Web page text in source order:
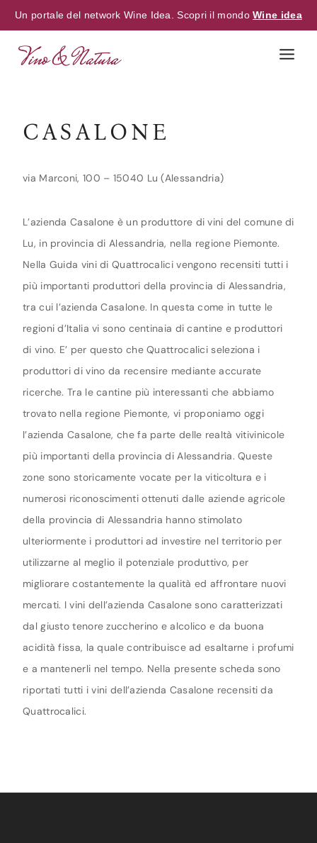
Un portale del network Wine Idea. Scopri il mondoWine idea
CASALONE
via Marconi, 100 – 15040 Lu (Alessandria)
L’azienda Casalone è un produttore di vini del comune di
Lu, in provincia di Alessandria, nella regione Piemonte.
Nella Guida vini di Quattrocalici vengono recensiti tutti i
più importanti produttori della provincia di Alessandria,
tra cui l’azienda Casalone. In questa come in tutte le
regioni d’Italia vi sono centinaia di cantine e produttori
di vino. E’ per questo che Quattrocalici seleziona i
produttori di vino da recensire mediante accurate
ricerche. Tra le cantine più interessanti che abbiamo
trovato nella regione Piemonte, vi proponiamo oggi
l’azienda Casalone, che fa parte delle realtà vitivinicole
più importanti della provincia di Alessandria. Queste
zone sono storicamente vocate per la viticoltura e i
numerosi riconoscimenti ottenuti dalle aziende agricole
della provincia di Alessandria hanno stimolato
ulteriormente i produttori ad investire nel territorio per
utilizzarne al meglio il potenziale produttivo, per
migliorare costantemente la qualità ed affrontare nuovi
mercati. I vini dell’azienda Casalone sono caratterizzati
dal giusto tenore zuccherino e alcolico e da buona
acidità fissa, la quale contribuisce ad esaltarne i profumi
e a mantenerli nel tempo. Nella presente scheda sono
riportati tutti i vini dell’azienda Casalone recensiti da
Quattrocalici.